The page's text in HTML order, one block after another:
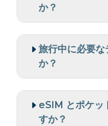
か？
旅行中に必要
か？
eSIM とポケッ
すか？